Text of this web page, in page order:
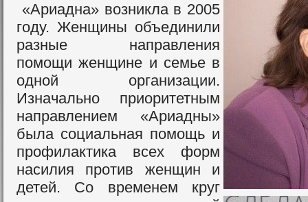
«Ариадна» возникла в 2005
году. Женщины объединили
разные направления
помощи женщине и семье в
одной организации.
Изначально приоритетным
направлением «Ариадны»
была социальная помощь и
профилактика всех форм
насилия против женщин и
детей. Со временем круг